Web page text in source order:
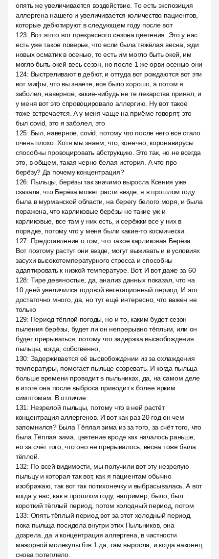
опять же увеличивается воздействие. То есть экспозиция
аллергена нашего и увеличивается количество пациентов,
которые дебютируют в следующем году после вот
123: Вот этого вот прекрасного сезона цветения. Это у нас
есть уже такое поверье, что если была тяжёлая весна, жди
новых осматик в осенью, то есть им могло быть окей, им
могло быть окей весь сезон, но после 1 же орви осенью они
124: Выстреливают в дебют, и оттуда вот рождаются вот эти
вот мифы, что вы знаете, все было хорошо, а потом я
заболел, наверное, какие-нибудь не те лекарства принял, и
у меня вот это спровоцировало аллергию. Ну вот такое
тоже встречается. А у меня чаще на приёме говорят, это
был covid, это я заболел, это
125: Был, наверное, covid, потому что после него все стало
очень плохо. Хотя мы знаем, что, конечно, коронавирусы
способны провоцировать абструкцию. Это так, но не всегда
это, в общем, такая черно белая история. А что про
берёзу? Да почему концентрация?
126: Пыльцы, берёзы так значимо выросла Ксения уже
сказала, что Берёза может расти везде, я в прошлом году
была в мурманской области, на берегу белого моря, и была
поражена, что карликовые берёзы не такие уж и
карликовые, все там у них есть, и серёжки все у них в
порядке, потому что у меня были какие-то космически.
127: Представление о том, что такое карликовая Берёза.
Вот поэтому растут они везде, могут выживать и в условиях
засухи высокотемпературного стресса и способны
адаптировать к низкой температуре. Вот. И вот даже за 60
128: Тире девяностые, да, анализ данных показал, что на
10 дней увеличился годовой вегетационный период. И это
достаточно много, да, но тут ещё интересно, что важен не
только
129: Период тёплой погоды, но и то, каким будет сезон
пыления берёзы, будет ли он непрерывно тёплым, или он
будет прерываться, потому что задержка высвобождения
пыльцы, когда, собственно,
130: Задерживается её высвобождении из за охлаждения
температуры, помогает пыльце созревать. И когда пыльца
больше времени проводит в пыльниках, да, на самом деле
в итоге она после выброса приводит к более ярким
симптомам. В отличие
131 : Незрелой пыльцы, потому что в ней растёт
концентрация аллергенов. И вот как раз 20 год он чем
запомнился? Была Тёплая зима из за того, за счёт того, что
была Тёплая зима, цветение вроде как началось раньше,
но за счёт того, что оно не прерывалось, весна тоже была
тёплой.
132: По всей видимости, мы получили вот эту незрелую
пыльцу и которая так вот, как я пациентам обычно
изображаю, так вот так потихонечку и выбрасывалась. А вот
когда у нас, как в прошлом году, например, было, был
короткий тёплый период, потом холодный период, потом
133: Опять тёплый период вот за этот холодный период,
пока пыльца посидела внутри этих Пыльников, она
дозрела, да и концентрация аллергена, в частности
мажорной молекулы бтв 1 да, там выросла, и когда наконец
снова потеплело.